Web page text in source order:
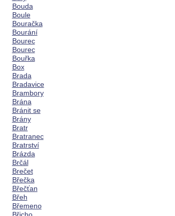
Bouda
Boule
Bouračka
Bourání
Bourec
Bourec
Bouřka
Box
Brada
Bradavice
Brambory
Brána
Bránit se
Brány
Bratr
Bratranec
Bratrství
Brázda
Brčál
Brečet
Břečka
Břečťan
Břeh
Břemeno